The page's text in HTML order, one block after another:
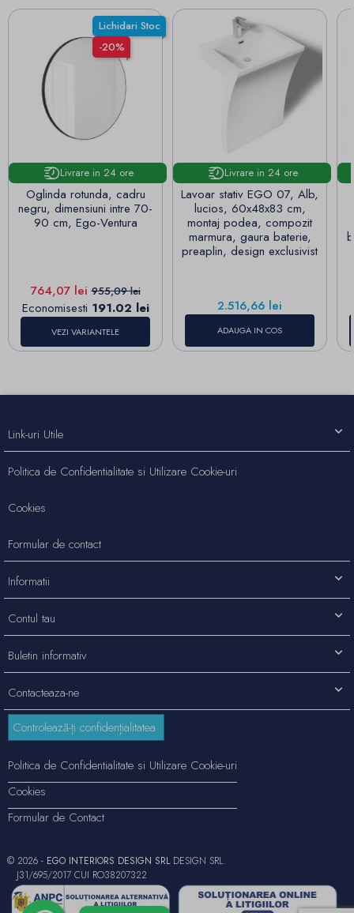
Lichidari Stoc
-20%
Livrare in 24 ore
Oglinda rotunda, cadru
negru, dimensiuni intre 70-
90 cm, Ego-Ventura
Pret
764,07 leiPret de baza
955,09 lei
Economisesti 191.02 lei
VEZI VARIANTELE
Livrare in 24 ore
Lavoar stativ EGO 07, Alb,
lucios, 60x48x83 cm,
montaj podea, compozit
marmura, gaura baterie,
preaplin, design exclusivist
Pret
2.516,66 lei
ADAUGA IN COS
Contacteaza-ne
Link-uri Utile
Politica de Confidentialitate si Utilizare Cookie-uri
Cookies
Formular de contact
Informatii
Contul tau
Buletin informativ
Controlează-ți confidențialitatea
Politica de Confidentialitate si Utilizare Cookie-uri
Cookies
Formular de Contact
© 2026 - EGO INTERIORS DESIGN SRLDESIGN SRL.
J31/695/2017 CUI RO38207322